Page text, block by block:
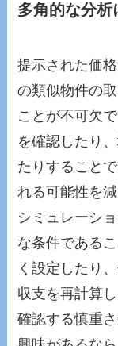
多角的な分析
提示された価
の類似物件の
ことが不可欠
を確認したり
たりすること
れる可能性を
シミュレーシ
な条件である
く設定したり
収支を再計算
確認する慎重